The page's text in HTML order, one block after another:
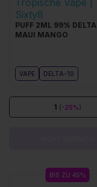
PUFF 2ML 99%
MAUI MANGO
VAPE DELTA-10
1 (-25%)
BIS ZU 45%